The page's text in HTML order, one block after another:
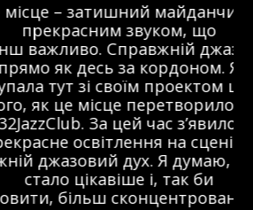
затишний майданчик з
звуком, що
Справжній джаз-клуб,
десь за кордоном. Я
зі своїм проектом ще до
місце перетворилося
За цей час з’явилося
освітлення на сцені та
дух. Я думаю, що тут
цікавіше і, так би
сконцентровано.